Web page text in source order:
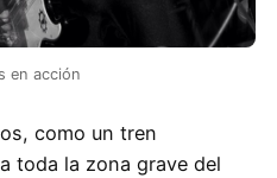
en acción
como un tren
toda la zona grave del